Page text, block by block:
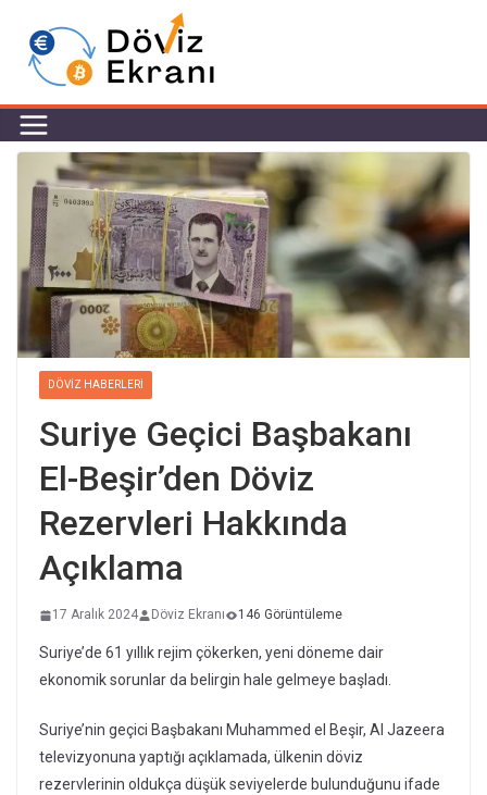
DÖVIZ HABERLERI
Suriye Geçici Başbakanı
El-Beşir’den Döviz
Rezervleri Hakkında
Açıklama
17 Aralık 2024 Döviz Ekranı 146 Görüntüleme
Suriye’de 61 yıllık rejim çökerken, yeni döneme dair
ekonomik sorunlar da belirgin hale gelmeye başladı.
Suriye’nin geçici Başbakanı Muhammed el Beşir, Al Jazeera
televizyonuna yaptığı açıklamada, ülkenin döviz
rezervlerinin oldukça düşük seviyelerde bulunduğunu ifade